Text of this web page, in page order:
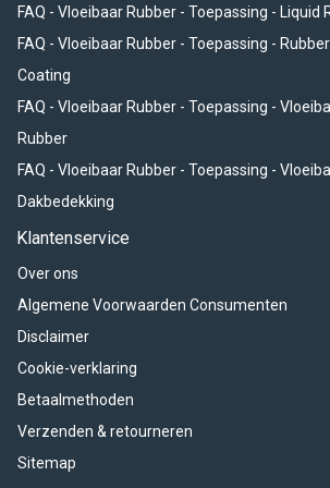
FAQ - Vloeibaar Rubber - Toepassing - Liquid
FAQ - Vloeibaar Rubber - Toepassing - Rubber
Coating
FAQ - Vloeibaar Rubber - Toepassing -
Rubber
FAQ - Vloeibaar Rubber - Toepassing -
Dakbedekking
Klantenservice
Over ons
Algemene Voorwaarden Consumenten
Disclaimer
Cookie-verklaring
Betaalmethoden
Verzenden & retourneren
Sitemap